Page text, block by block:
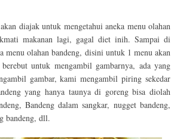
diajak untuk mengetahui aneka menu olahan
makanan lagi, gagal diet inih. Sampai di
menu olahan bandeng, disini untuk 1 menu akan
untuk mengambil gambarnya, ada yang
gambar, kami mengambil piring sekedar
yang hanya taunya di goreng bisa diolah
Bandeng dalam sangkar, nugget bandeng,
bandeng, dll.